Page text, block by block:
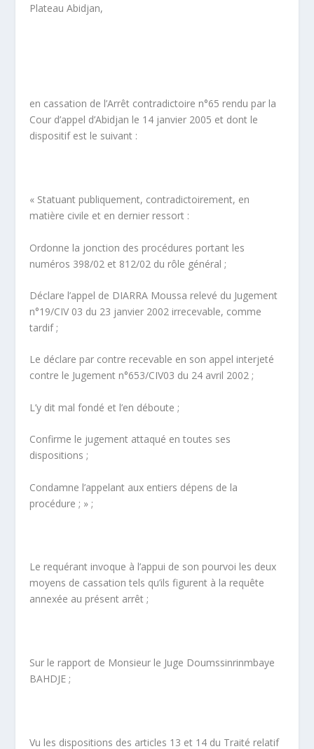
Plateau Abidjan,
en cassation de l’Arrêt contradictoire n°65 rendu par la
Cour d’appel d’Abidjan le 14 janvier 2005 et dont le
dispositif est le suivant :
« Statuant publiquement, contradictoirement, en
matière civile et en dernier ressort :
Ordonne la jonction des procédures portant les
numéros 398/02 et 812/02 du rôle général ;
Déclare l’appel de DIARRA Moussa relevé du Jugement
n°19/CIV 03 du 23 janvier 2002 irrecevable, comme
tardif ;
Le déclare par contre recevable en son appel interjeté
contre le Jugement n°653/CIV03 du 24 avril 2002 ;
L’y dit mal fondé et l’en déboute ;
Confirme le jugement attaqué en toutes ses
dispositions ;
Condamne l’appelant aux entiers dépens de la
procédure ; » ;
Le requérant invoque à l’appui de son pourvoi les deux
moyens de cassation tels qu’ils figurent à la requête
annexée au présent arrêt ;
Sur le rapport de Monsieur le Juge Doumssinrinmbaye
BAHDJE ;
Vu les dispositions des articles 13 et 14 du Traité relatif